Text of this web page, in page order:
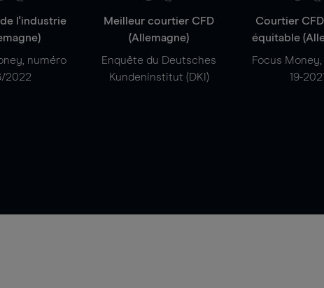
l'industrie
numéro
2022
Meilleur courtier CFD
(Allemagne)
Enquête du Deutsches
Kundeninstitut (DKI)
Courtier
équitable
Focus
19-2021